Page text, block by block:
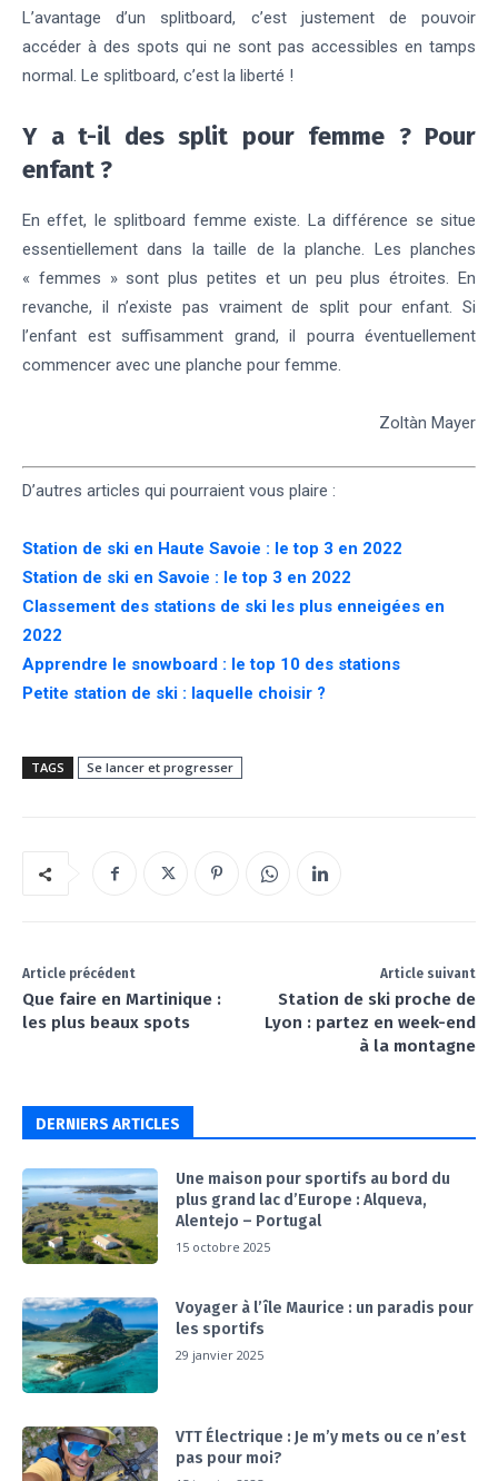
L’avantage d’un splitboard, c’est justement de pouvoir
accéder à des spots qui ne sont pas accessibles en tamps
normal. Le splitboard, c’est la liberté !
Y a t-il des split pour femme ? Pour
enfant ?
En effet, le splitboard femme existe. La différence se situe
essentiellement dans la taille de la planche. Les planches
« femmes » sont plus petites et un peu plus étroites. En
revanche, il n’existe pas vraiment de split pour enfant. Si
l’enfant est suffisamment grand, il pourra éventuellement
commencer avec une planche pour femme.
Zoltàn Mayer
D’autres articles qui pourraient vous plaire :
Station de ski en Haute Savoie : le top 3 en 2022
Station de ski en Savoie : le top 3 en 2022
Classement des stations de ski les plus enneigées en
2022
Apprendre le snowboard : le top 10 des stations
Petite station de ski : laquelle choisir ?
TAGS Se lancer et progresser
Article précédent
Que faire en Martinique :
les plus beaux spots
Article suivant
Station de ski proche de
Lyon : partez en week-end
à la montagne
DERNIERS ARTICLES
Une maison pour sportifs au bord du
plus grand lac d’Europe : Alqueva,
Alentejo – Portugal
15 octobre 2025
Voyager à l’île Maurice : un paradis pour
les sportifs
29 janvier 2025
VTT Électrique : Je m’y mets ou ce n’est
pas pour moi?